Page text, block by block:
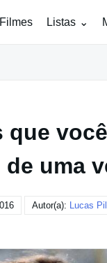
Listas
que
de uma
Autor(a): Lucas